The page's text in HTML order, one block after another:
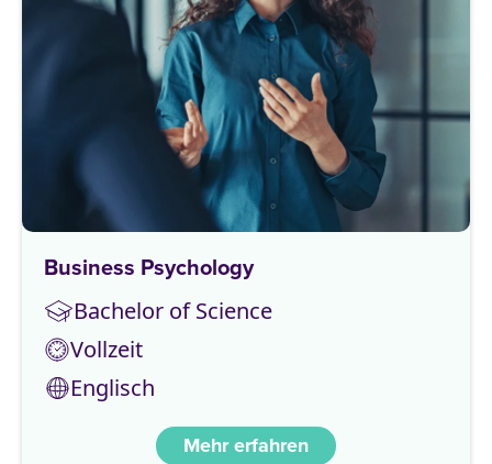
Business Psychology
Bachelor of Science
Vollzeit
Englisch
Mehr erfahren